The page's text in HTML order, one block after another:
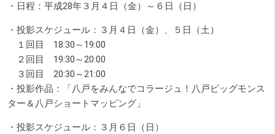
・日程：平成28年３月４日（金）～６日（日）
・投影スケジュール：３月４日（金）、５日（土）
１回目 18:30～19:00
２回目 19:30～20:00
３回目 20:30～21:00
・投影作品：「八戸をみんなでコラージュ！八戸ビッグモンス
ター＆八戸ショートマッピング」
・投影スケジュール：３月６日（日）